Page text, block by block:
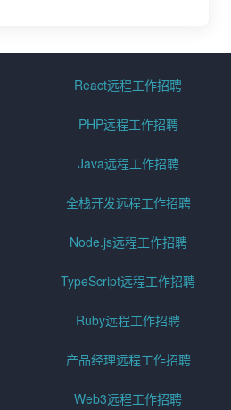
React远程工作招聘
PHP远程工作招聘
Java远程工作招聘
全栈开发远程工作招聘
Node.js远程工作招聘
TypeScript远程工作招聘
Ruby远程工作招聘
产品经理远程工作招聘
Web3远程工作招聘